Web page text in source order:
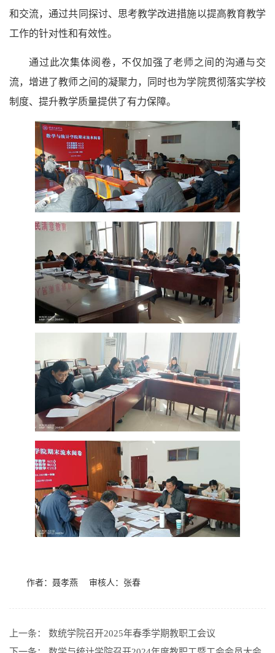
和交流，通过共同探讨、思考教学改进措施以提高教育教学
工作的针对性和有效性。
通过此次集体阅卷，不仅加强了老师之间的沟通与交
流，增进了教师之间的凝聚力，同时也为学院贯彻落实学校
制度、提升教学质量提供了有力保障。
作者：聂孝燕 审核人：张春
上一条： 数统学院召开2025年春季学期教职工会议